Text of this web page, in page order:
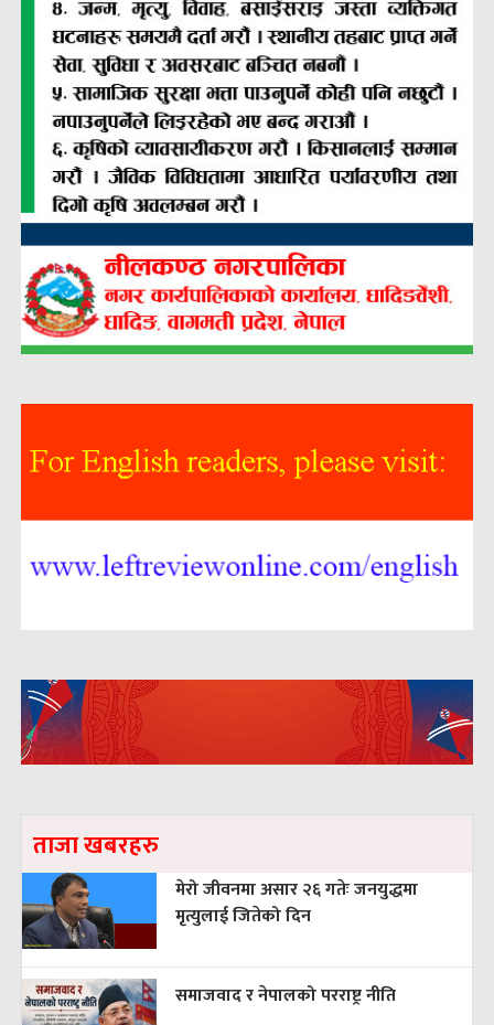
ताजा खबरहरु
मेरो जीवनमा असार २६ गतेः जनयुद्धमा
मृत्युलाई जितेको दिन
समाजवाद र नेपालको परराष्ट्र नीति